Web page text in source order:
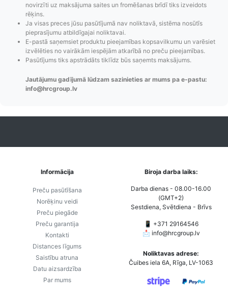
Pasūtījumu statusa
maiņas
paziņojumi,
Izsekošana,
order u.c.
Visi pieejamie
piegādes veidi un
to izmaksas bez
lietotāja konta
novirzīti uz maksājuma saites un fromēšanas brīdī tiks izveidots
rēķins.
Ja visas preces jūsu pasūtījumā nav noliktavā, sistēma nosūtīs
pieprasījumu atbildīgajai noliktavai.
E-pastā saņemsiet produktu pieejamības kopsavilkumu un varēsiet
izvēlēties no vairākām iespējām atkarībā no preču pieejamības.
Pasūtījums tiks apstrādāts tiklīdz būs saņemts maksājums.
Jautājumu gadījumā lūdzam sazinieties ar mums pa e-pastu:
info@hrcgroup.lv
Informācija
Preču pasūtīšana
Norēķinu veidi
Preču piegāde
Preču garantija
Kontakti
Distances līgums
Saistību atruna
Datu aizsardzība
Par mums
Biroja darba laiks:
Darba dienas - 08.00-16.00
(GMT+2)
Sestdiena, Svētdiena - Brīvs
📱 +371 29164546
📩 info@hrcgroup.lv
Noliktavas adrese:
Čuibes iela 6A, Rīga, LV-1063